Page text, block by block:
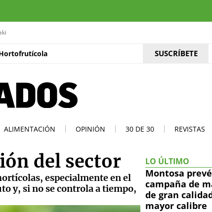
SUSCRÍBETE
ALIMENTACIÓN OPINIÓN 30 DE 30 REVISTAS
del sector
especialmente en el
y, si no se controla a tiempo,
LO ÚLTIMO
Montosa
campaña de
de gran
mayor calibre